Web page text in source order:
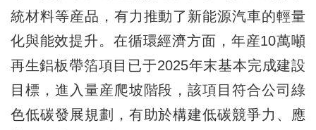
統材料等産品，有力推動了新能源汽車的輕量
化與能效提升。在循環經濟方面，年産10萬噸
再生鋁板帶箔項目已于2025年末基本完成建設
目標，進入量産爬坡階段，該項目符合公司綠
色低碳發展規劃，有助於構建低碳競爭力、應